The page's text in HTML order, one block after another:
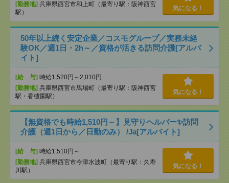
[勤務地] 兵庫県西宮市和上町（最寄り駅：阪神西宮
駅）
気になる！
50年以上続く安定企業／コスモグループ／実務未経
験OK／週1日・2h～／資格が活きる訪問介護[アルバ
イト]
[給 与] 時給1,520円～2,010円
[勤務地] 兵庫県西宮市馬場町（最寄り駅：阪神西宮
駅・香櫨園駅）
気になる！
【無資格でも時給1,510円～】見守りヘルパー✨訪問
介護（週1日から／日勤のみ） /Ja[アルバイト]
[給 与] 時給1,510円～
[勤務地] 兵庫県西宮市今津水波町（最寄り駅：久寿
川駅）
気になる！